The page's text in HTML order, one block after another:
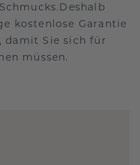
kostenlose Garantie
damit Sie sich für
müssen.